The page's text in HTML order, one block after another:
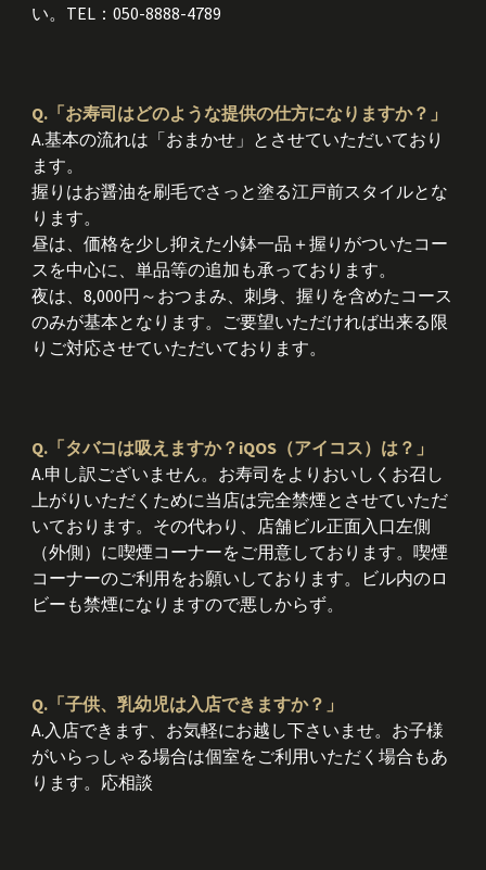
い。TEL：050-8888-4789
Q.「お寿司はどのような提供の仕方になりますか？」
A.基本の流れは「おまかせ」とさせていただいており
ます。
握りはお醤油を刷毛でさっと塗る江戸前スタイルとな
ります。
昼は、価格を少し抑えた小鉢一品＋握りがついたコー
スを中心に、単品等の追加も承っております。
夜は、8,000円～おつまみ、刺身、握りを含めたコース
のみが基本となります。ご要望いただければ出来る限
りご対応させていただいております。
Q.「タバコは吸えますか？iQOS（アイコス）は？」
A.申し訳ございません。お寿司をよりおいしくお召し
上がりいただくために当店は完全禁煙とさせていただ
いております。その代わり、店舗ビル正面入口左側
（外側）に喫煙コーナーをご用意しております。喫煙
コーナーのご利用をお願いしております。ビル内のロ
ビーも禁煙になりますので悪しからず。
Q.「子供、乳幼児は入店できますか？」
A.入店できます、お気軽にお越し下さいませ。お子様
がいらっしゃる場合は個室をご利用いただく場合もあ
ります。応相談